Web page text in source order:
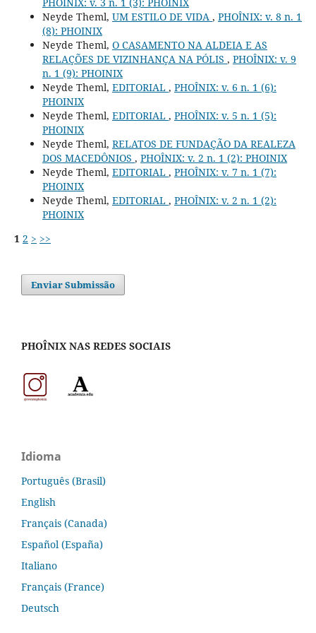
Neyde Theml, UM ESTILO DE VIDA , PHOÎNIX: v. 8 n. 1
(8): PHOINIX
Neyde Theml, O CASAMENTO NA ALDEIA E AS
RELAÇÕES DE VIZINHANÇA NA PÓLIS , PHOÎNIX: v. 9
n. 1 (9): PHOINIX
Neyde Theml, EDITORIAL , PHOÎNIX: v. 6 n. 1 (6):
PHOINIX
Neyde Theml, EDITORIAL , PHOÎNIX: v. 5 n. 1 (5):
PHOINIX
Neyde Theml, RELATOS DE FUNDAÇÃO DA REALEZA
DOS MACEDÔNIOS , PHOÎNIX: v. 2 n. 1 (2): PHOINIX
Neyde Theml, EDITORIAL , PHOÎNIX: v. 7 n. 1 (7):
PHOINIX
Neyde Theml, EDITORIAL , PHOÎNIX: v. 2 n. 1 (2):
PHOINIX
1 2 > >>
Enviar Submissão
PHOÎNIX NAS REDES SOCIAIS
Idioma
Português (Brasil)
English
Français (Canada)
Español (España)
Italiano
Français (France)
Deutsch